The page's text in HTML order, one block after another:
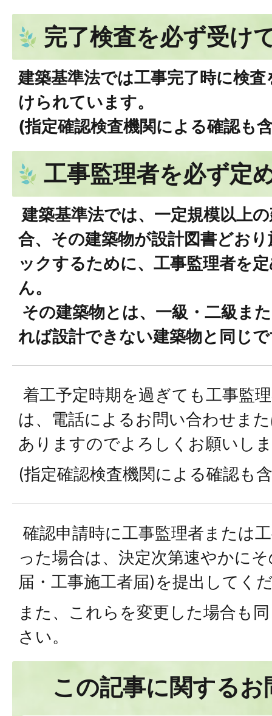
完了検査を必ず受け
建築基準法では工事完了時に検
けられています。
(指定確認検査機関による確認も
工事監理者を必ず定
建築基準法では、一定規模以上
合、その建築物が設計図書どお
ックするために、工事監理者を
ん。
その建築物とは、一級・二級ま
れば設計できない建築物と同じ
着工予定時期を過ぎても工事監
は、電話によるお問い合わせま
ありますのでよろしくお願いし
(指定確認検査機関による確認も
確認申請時に工事監理者または
った場合は、決定次第速やかに
届・工事施工者届)を提出してく
また、これらを変更した場合も
さい。
この記事に関する